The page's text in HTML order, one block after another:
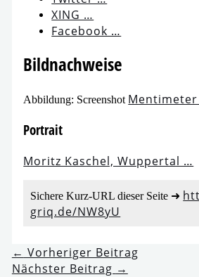
XING …
Facebook …
Bildnachweise
Abbildung: Screenshot
Portrait
Moritz Kaschel, Wuppertal …
Sichere Kurz-URL die­ser Seite ➜
griq​.de/​N​W​8yU
← Vorheriger Beitrag
Nächster Beitrag →